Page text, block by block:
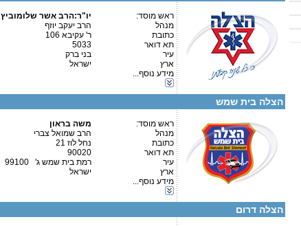
ראש מוסד:
יו"ר:הרב אשר שלומוביץ
מנהל
הרב יעקב יוזף
כתובת
ר' עקיבא 106
תא דואר
5033
עיר
בני ברק
ארץ
ישראל
מידע נוסף...
איש קשר:
הצלה בית שמש
ראש מוסד:
משה בראון
מנהל
הרב שמואל צברי
כתובת
נחל לוז 21
תא דואר
90020
עיר
רמת בית שמש ג' 99100
ארץ
ישראל
מידע נוסף...
טלפון 1:
טלפון 2:
איש קשר:
הצלה דרום
טלפון 1:
טלפון 2: